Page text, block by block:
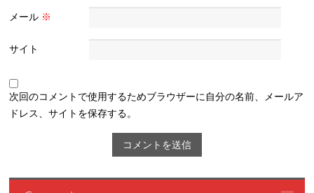
メール ※
サイト
次回のコメントで使用するためブラウザーに自分の名前、メールア
ドレス、サイトを保存する。